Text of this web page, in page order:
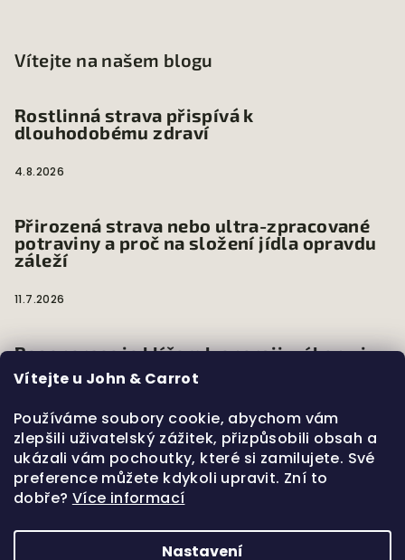
Vítejte u John & Carrot
Používáme soubory cookie, abychom vám
zlepšili uživatelský zážitek, přizpůsobili obsah a
ukázali vám pochoutky, které si zamilujete. Své
preference můžete kdykoli upravit. Zní to
dobře? Více informací
Nastavení
Vítejte na našem blogu
Rostlinná strava přispívá k
dlouhodobému zdraví
4.8.2026
Přirozená strava nebo ultra-zpracované
potraviny a proč na složení jídla opravdu
záleží
11.7.2026
Regenerace je klíčem k energii, výkonu i
dlouhodobému zdraví
7.6.2026
Mikronutrienty a jejich zásadní role v
našem těle